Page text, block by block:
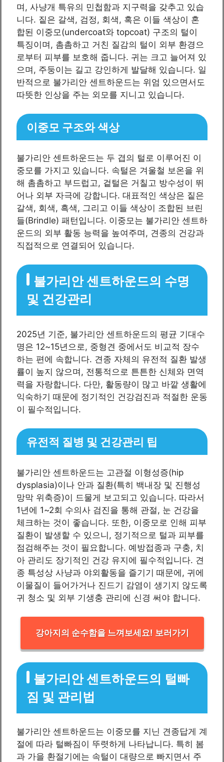
며, 사냥개 특유의 민첩함과 지구력을 갖추고 있습
니다. 짙은 갈색, 검정, 회색, 혹은 이들 색상이 혼
합된 이중모(undercoat와 topcoat) 구조의 털이
특징이며, 촘촘하고 거친 질감의 털이 외부 환경으
로부터 피부를 보호해 줍니다. 귀는 크고 늘어져 있
으며, 주둥이는 길고 강인하게 발달해 있습니다. 일
반적으로 불가리안 센트하운드는 위엄 있으면서도
따뜻한 인상을 주는 외모를 지니고 있습니다.
이중모 구조와 색상
불가리안 센트하운드는 두 겹의 털로 이루어진 이
중모를 가지고 있습니다. 속털은 겨울철 보온을 위
해 촘촘하고 부드럽고, 겉털은 거칠고 방수성이 뛰
어나 외부 자극에 강합니다. 대표적인 색상은 짙은
갈색, 회색, 흑색, 그리고 이들 색상이 조합된 브린
들(Brindle) 패턴입니다. 이중모는 불가리안 센트하
운드의 외부 활동 능력을 높여주며, 견종의 건강과
직접적으로 연결되어 있습니다.
불가리안 센트하운드의 수명
및 건강관리
2025년 기준, 불가리안 센트하운드의 평균 기대수
명은 12~15년으로, 중형견 중에서도 비교적 장수
하는 편에 속합니다. 견종 자체의 유전적 질환 발생
률이 높지 않으며, 전통적으로 튼튼한 신체와 면역
력을 자랑합니다. 다만, 활동량이 많고 바깥 생활에
익숙하기 때문에 정기적인 건강검진과 적절한 운동
이 필수적입니다.
유전적 질병 및 건강관리 팁
불가리안 센트하운드는 고관절 이형성증(hip
dysplasia)이나 안과 질환(특히 백내장 및 진행성
망막 위축증)이 드물게 보고되고 있습니다. 따라서
1년에 1~2회 수의사 검진을 통해 관절, 눈 건강을
체크하는 것이 좋습니다. 또한, 이중모로 인해 피부
질환이 발생할 수 있으니, 정기적으로 털과 피부를
점검해주는 것이 필요합니다. 예방접종과 구충, 치
아 관리도 장기적인 건강 유지에 필수적입니다. 견
종 특성상 사냥과 야외활동을 즐기기 때문에, 귀에
이물질이 들어가거나 진드기 감염이 생기지 않도록
귀 청소 및 외부 기생충 관리에 신경 써야 합니다.
강아지의 순수함을 느껴보세요! 보러가기
불가리안 센트하운드의 털빠
짐 및 관리법
불가리안 센트하운드는 이중모를 지닌 견종답게 계
절에 따라 털빠짐이 뚜렷하게 나타납니다. 특히 봄
과 가을 환절기에는 속털이 대량으로 빠지면서 주